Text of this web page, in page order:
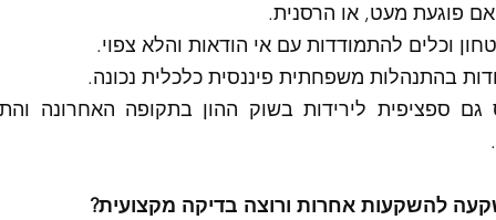
פוגעת מעט, או הרסנית.
וכלים להתמודדות עם אי הודאות והלא צפוי.
בהתנהלות משפחתית פיננסית כלכלית נכונה.
להשקעות אחרות ורוצה בדיקה מקצועית?